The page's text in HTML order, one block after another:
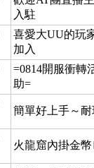
入駐
喜愛大UU的玩
加入
=0814開服衝轉
助=
簡單好上手～
火龍窟內掛金